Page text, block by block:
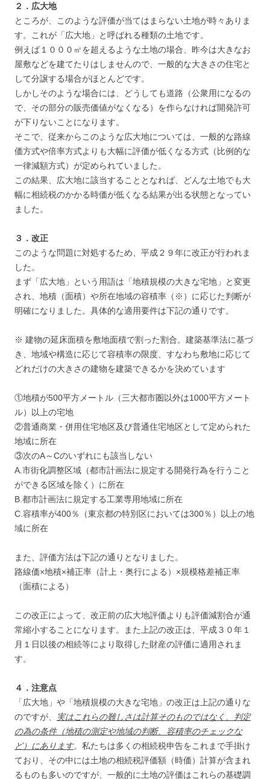
２．広大地
ところが、このような評価が当てはまらない土地が時々ありま
す。これが「広大地」と呼ばれる種類の土地です。
例えば１０００㎡を超えるような土地の場合、昨今は大きなお
屋敷などを建てたりはしませんので、一般的な大きさの住宅と
して分譲する場合がほとんどです。
しかしそのような場合には、どうしても道路（公衆用になるの
で、その部分の販売価値がなくなる）を作らなければ開発許可
が下りないことになります。
そこで、従来からこのような広大地については、一般的な路線
価方式や倍率方式よりも大幅に評価が低くなる方式（比例的な
一律減額方式）が定められていました。
この結果、広大地に該当することとなれば、どんな土地でも大
幅に相続税のかかる時価が低くなる結果が出る状態となってい
ました。
３．改正
このような問題に対処するため、平成２９年に改正が行われま
した。
まず「広大地」という用語は「地積規模の大きな宅地」と変更
され、地積（面積）や所在地域の容積率（※）に応じた判断が
明確になりました。具体的な適用要件は下記の通りです。
※ 建物の延床面積を敷地面積で割った割合。建築基準法に基づ
き、地域や構造に応じて容積率の限度、すなわち敷地に応じて
どれだけの大きさの建物を建築できるかを決めています
①地積が500平方メートル（三大都市圏以外は1000平方メート
ル）以上の宅地
②普通商業・併用住宅地区及び普通住宅地区として定められた
地域に所在
③次のA～Cのいずれにも該当しない
A.市街化調整区域（都市計画法に規定する開発行為を行うこと
ができる区域を除く）に所在
B.都市計画法に規定する工業専用地域に所在
C.容積率が400％（東京都の特別区においては300％）以上の地
域に所在
また、評価方法は下記の通りとなりました。
路線価×地積×補正率（計上・奥行による）×規模格差補正率
（面積による）
この改正によって、改正前の広大地評価よりも評価減割合が通
常縮小することになります。また上記の改正は、平成３０年１
月１日以後の相続等により取得した財産の評価に適用されま
す。
４．注意点
「広大地」や「地積規模の大きな宅地」の改正は上記の通りな
のですが、
実はこれらの難しさは計算そのものではなく、判定
の為の条件（地積の測定や地域の判断、容積率のチェックな
ど）にあります。私たちは多くの相続税申告をこれまで手掛け
ており、その中には土地の相続税評価額（時価）計算が含まれ
るものも多いのですが、一般的に土地の評価はこれらの基礎調